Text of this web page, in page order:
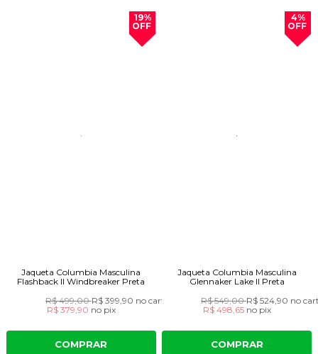
19%
OFF
Jaqueta Columbia Masculina
Flashback II Windbreaker Preta
R$ 499,00R$ 399,90 no cartão
R$ 379,90 no pix
COMPRAR
4%
OFF
Jaqueta Columbia Masculina
Glennaker Lake II Preta
R$ 549,00R$ 524,90 no
R$ 498,65 no pix
COMPRAR